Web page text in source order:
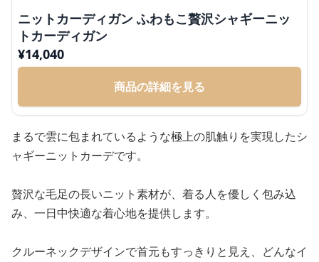
ニットカーディガン ふわもこ贅沢シャギーニッ
トカーディガン
¥14,040
商品の詳細を見る
まるで雲に包まれているような極上の肌触りを実現したシ
ャギーニットカーデです。
贅沢な毛足の長いニット素材が、着る人を優しく包み込
み、一日中快適な着心地を提供します。
クルーネックデザインで首元もすっきりと見え、どんなイ